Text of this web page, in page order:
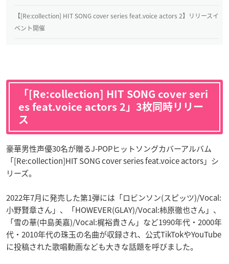
【[Re:collection] HIT SONG cover series feat.voice actors 2】リリースイ
ベント開催
「[Re:collection] HIT SONG cover seri
es feat.voice actors 2」3枚同時リリー
ス
豪華男性声優30名が贈るJ-POPヒットソングカバーアルバム
「[Re:collection]HIT SONG cover series feat.voice actors」シ
リーズ。
2022年7月に発売した第1弾には「ロビンソン(スピッツ)/Vocal:
小野賢章さん」、「HOWEVER(GLAY)/Vocal:柿原徹也さん」、
「雪の華(中島美嘉)/Vocal:梶裕貴さん」など1990年代・2000年
代・2010年代の珠玉の名曲が収録され、公式TikTokやYouTube
に投稿された歌唱動画なども大きな話題を呼びました。